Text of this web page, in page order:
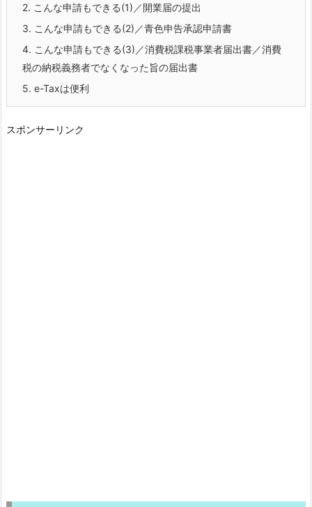
2. こんな申請もできる(1)／開業届の提出
3. こんな申請もできる(2)／青色申告承認申請書
4. こんな申請もできる(3)／消費税課税事業者届出書／消費
税の納税義務者でなくなった旨の届出書
5. e-Taxは便利
スポンサーリンク